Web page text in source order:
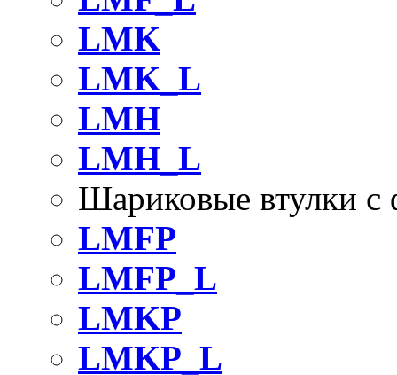
LMK
LMK_L
LMH
LMH_L
Шариковые втулки
LMFP
LMFP_L
LMKP
LMKP_L